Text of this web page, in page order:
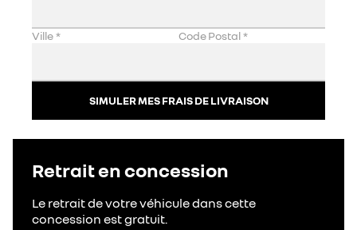
Ville* Code Postal*
SIMULER MES FRAIS DE LIVRAISON
Retrait en concession
Le retrait de votre véhicule dans cette
concession est gratuit.